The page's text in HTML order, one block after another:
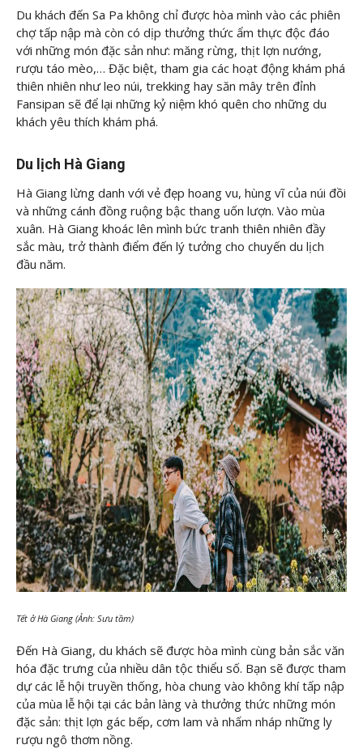
Du khách đến Sa Pa không chỉ được hòa mình vào các phiên
chợ tấp nập mà còn có dịp thưởng thức ẩm thực độc đáo
với những món đặc sản như: măng rừng, thịt lợn nướng,
rượu táo mèo,… Đặc biệt, tham gia các hoạt động khám phá
thiên nhiên như leo núi, trekking hay săn mây trên đỉnh
Fansipan sẽ để lại những kỷ niệm khó quên cho những du
khách yêu thích khám phá.
Du lịch Hà Giang
Hà Giang lừng danh với vẻ đẹp hoang vu, hùng vĩ của núi đồi
và những cánh đồng ruộng bậc thang uốn lượn. Vào mùa
xuân. Hà Giang khoác lên mình bức tranh thiên nhiên đầy
sắc màu, trở thành điểm đến lý tưởng cho chuyến du lịch
đầu năm.
Tết ở Hà Giang (Ảnh: Sưu tầm)
Đến Hà Giang, du khách sẽ được hòa mình cùng bản sắc văn
hóa đặc trưng của nhiều dân tộc thiểu số. Bạn sẽ được tham
dự các lễ hội truyền thống, hòa chung vào không khí tấp nập
của mùa lễ hội tại các bản làng và thưởng thức những món
đặc sản: thịt lợn gác bếp, cơm lam và nhấm nháp những ly
rượu ngô thơm nồng.